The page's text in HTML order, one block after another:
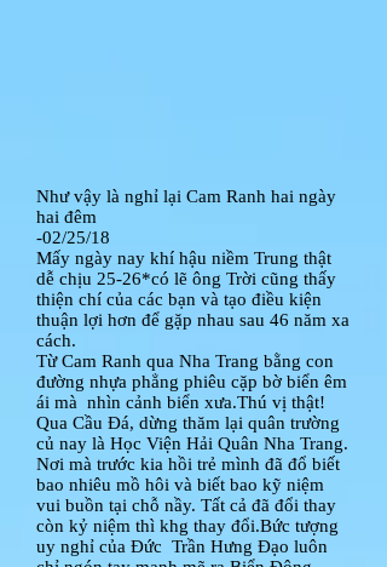
Như vậy là nghỉ lại Cam Ranh hai ngày
hai đêm
-02/25/18
Mấy ngày nay khí hậu niềm Trung thật
dễ chịu 25-26*có lẽ ông Trời cũng thấy
thiện chí của các bạn và tạo điều kiện
thuận lợi hơn để gặp nhau sau 46 năm xa
cách.
Từ Cam Ranh qua Nha Trang bằng con
đường nhựa phẳng phiêu cặp bờ biển êm
ái mà nhìn cảnh biển xưa.Thú vị thật!
Qua Cầu Đá, dừng thăm lại quân trường
củ nay là Học Viện Hải Quân Nha Trang.
Nơi mà trước kia hồi trẻ mình đã đổ biết
bao nhiêu mồ hôi và biết bao kỹ niệm
vui buồn tại chỗ nầy. Tất cả đã đổi thay
còn kỷ niệm thì khg thay đổi.Bức tượng
uy nghỉ của Đức Trần Hưng Đạo luôn